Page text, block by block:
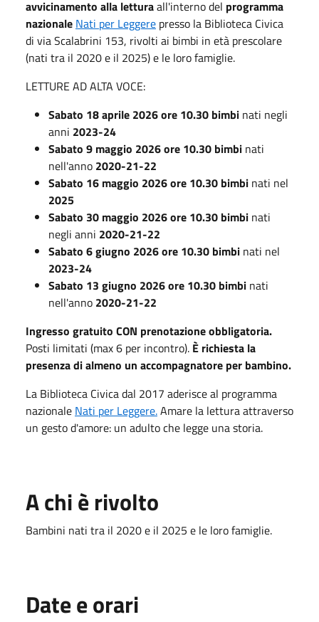
avvicinamento alla letturaall'interno del programma
nazionale Nati per Leggere presso la Biblioteca Civica
di via Scalabrini 153, rivolti ai bimbi in età prescolare
(nati tra il 2020 e il 2025) e le loro famiglie.
LETTURE AD ALTA VOCE:
Sabato 18 aprile 2026 ore 10.30 bimbi nati negli
anni 2023-24
Sabato 9 maggio 2026 ore 10.30 bimbi nati
nell'anno 2020-21-22
Sabato 16 maggio 2026 ore 10.30 bimbi nati nel
2025
Sabato 30 maggio 2026 ore 10.30 bimbi nati
negli anni 2020-21-22
Sabato 6 giugno 2026 ore 10.30 bimbi nati nel
2023-24
Sabato 13 giugno 2026 ore 10.30 bimbi nati
nell'anno 2020-21-22
Ingresso gratuito CON prenotazione obbligatoria.
Posti limitati (max 6 per incontro). È richiesta la
presenza di almeno un accompagnatore per bambino.
La Biblioteca Civica dal 2017 aderisce al programma
nazionale Nati per Leggere.Amare la lettura attraverso
un gesto d'amore: un adulto che legge una storia.
A chi è rivolto
Bambini nati tra il 2020 e il 2025 e le loro famiglie.
Date e orari